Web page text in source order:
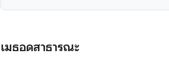
เมธอดสาธารณะ